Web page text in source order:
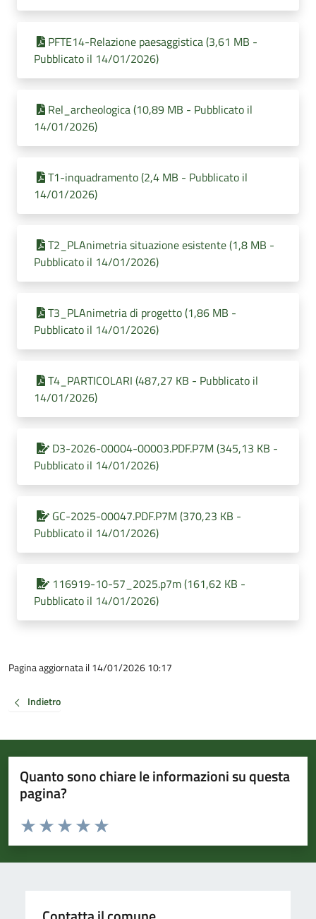
PFTE14-Relazione paesaggistica (3,61 MB -
Pubblicato il 14/01/2026)
Rel_archeologica (10,89 MB - Pubblicato il
14/01/2026)
T1-inquadramento (2,4 MB - Pubblicato il
14/01/2026)
T2_PLAnimetria situazione esistente (1,8 MB -
Pubblicato il 14/01/2026)
T3_PLAnimetria di progetto (1,86 MB -
Pubblicato il 14/01/2026)
T4_PARTICOLARI (487,27 KB - Pubblicato il
14/01/2026)
D3-2026-00004-00003.PDF.P7M (345,13 KB -
Pubblicato il 14/01/2026)
GC-2025-00047.PDF.P7M (370,23 KB -
Pubblicato il 14/01/2026)
116919-10-57_2025.p7m (161,62 KB -
Pubblicato il 14/01/2026)
Pagina aggiornata il 14/01/2026 10:17
Indietro
Quanto sono chiare le informazioni su questa
pagina?
Valuta da 1 a 5 stelle la pagina
Valuta 5 stelle su 5
Valuta 4 stelle su 5
Valuta 3 stelle su 5
Valuta 2 stelle su 5
Valuta 1 stelle su 5